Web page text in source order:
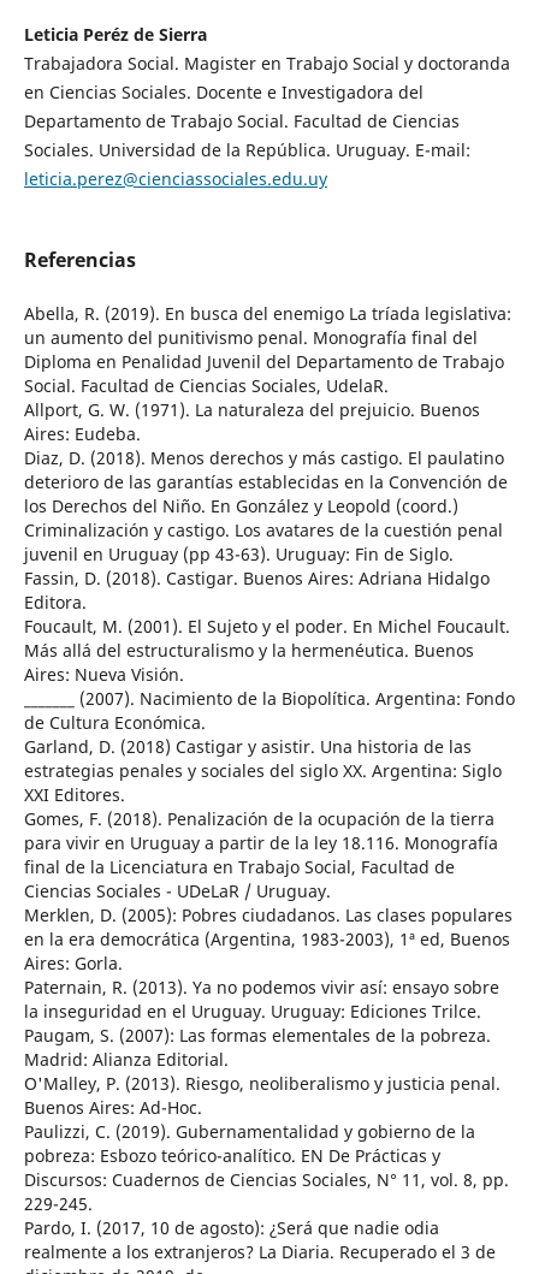
Leticia Peréz de Sierra
Trabajadora Social. Magister en Trabajo Social y doctoranda
en Ciencias Sociales. Docente e Investigadora del
Departamento de Trabajo Social. Facultad de Ciencias
Sociales. Universidad de la República. Uruguay. E-mail:
leticia.perez@cienciassociales.edu.uy
Referencias
Abella, R. (2019). En busca del enemigo La tríada legislativa:
un aumento del punitivismo penal. Monografía final del
Diploma en Penalidad Juvenil del Departamento de Trabajo
Social. Facultad de Ciencias Sociales, UdelaR.
Allport, G. W. (1971). La naturaleza del prejuicio. Buenos
Aires: Eudeba.
Diaz, D. (2018). Menos derechos y más castigo. El paulatino
deterioro de las garantías establecidas en la Convención de
los Derechos del Niño. En González y Leopold (coord.)
Criminalización y castigo. Los avatares de la cuestión penal
juvenil en Uruguay (pp 43-63). Uruguay: Fin de Siglo.
Fassin, D. (2018). Castigar. Buenos Aires: Adriana Hidalgo
Editora.
Foucault, M. (2001). El Sujeto y el poder. En Michel Foucault.
Más allá del estructuralismo y la hermenéutica. Buenos
Aires: Nueva Visión.
_______ (2007). Nacimiento de la Biopolítica. Argentina: Fondo
de Cultura Económica.
Garland, D. (2018) Castigar y asistir. Una historia de las
estrategias penales y sociales del siglo XX. Argentina: Siglo
XXI Editores.
Gomes, F. (2018). Penalización de la ocupación de la tierra
para vivir en Uruguay a partir de la ley 18.116. Monografía
final de la Licenciatura en Trabajo Social, Facultad de
Ciencias Sociales - UDeLaR / Uruguay.
Merklen, D. (2005): Pobres ciudadanos. Las clases populares
en la era democrática (Argentina, 1983-2003), 1ª ed, Buenos
Aires: Gorla.
Paternain, R. (2013). Ya no podemos vivir así: ensayo sobre
la inseguridad en el Uruguay. Uruguay: Ediciones Trilce.
Paugam, S. (2007): Las formas elementales de la pobreza.
Madrid: Alianza Editorial.
O'Malley, P. (2013). Riesgo, neoliberalismo y justicia penal.
Buenos Aires: Ad-Hoc.
Paulizzi, C. (2019). Gubernamentalidad y gobierno de la
pobreza: Esbozo teórico-analítico. EN De Prácticas y
Discursos: Cuadernos de Ciencias Sociales, N° 11, vol. 8, pp.
229-245.
Pardo, I. (2017, 10 de agosto): ¿Será que nadie odia
realmente a los extranjeros? La Diaria. Recuperado el 3 de